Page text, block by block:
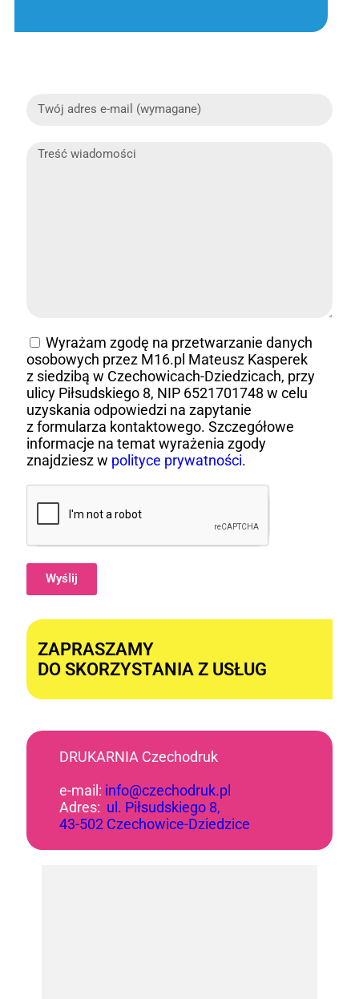
Wyrażam zgodę na przetwarzanie danych
osobowych przez M16.pl Mateusz Kasperek
z siedzibą w Czechowicach-Dziedzicach, przy
ulicy Piłsudskiego 8, NIP 6521701748 w celu
uzyskania odpowiedzi na zapytanie
z formularza kontaktowego. Szczegółowe
informacje na temat wyrażenia zgody
znajdziesz w polityce prywatności.
Wyślij
ZAPRASZAMY
DO SKORZYSTANIA Z USŁUG
DRUKARNIA Czechodruk
e-mail: info@czechodruk.pl
Adres: ul. Piłsudskiego 8,
43-502 Czechowice-Dziedzice